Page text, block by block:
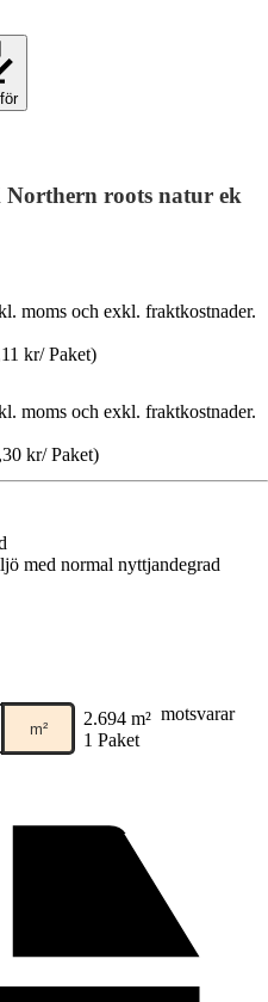
roots natur ek
moms och exkl. fraktkostnader.
kr/ Paket)
moms och exkl. fraktkostnader.
kr/ Paket)
med normal nyttjandegrad
m² 2.694 m² motsvarar
1 Paket